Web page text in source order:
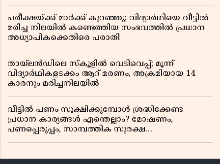
പരീക്ഷയ്ക്ക് മാർക്ക് കുറഞ്ഞു; വിദ്യാർഥിയെ വീട്ടിൽ
മരിച്ച നിലയിൽ കണ്ടെത്തിയ സംഭവത്തിൽ പ്രധാന
അധ്യാപികക്കെതിരെ പരാതി
തായ്‌ലൻഡിലെ സ്‌കൂളിൽ വെടിവെപ്പ്; മൂന്ന്
വിദ്യാർഥികളടക്കം ആറ് മരണം, അക്രമിയായ 14
കാരനും മരിച്ചനിലയിൽ
വീട്ടിൽ പണം സൂക്ഷിക്കുമ്പോൾ ശ്രദ്ധിക്കേണ്ട
പ്രധാന കാര്യങ്ങൾ എന്തെല്ലാം? മോഷണം,
പണപ്പെരുപ്പം, സാമ്പത്തിക സുരക്ഷ